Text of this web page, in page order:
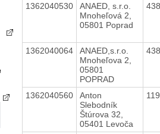
1362040530
ANAED, s.r.o.
Mnoheľová 2,
05801 Poprad
1362040064
ANAED,s.r.o.
Mnoheľova 2,
05801
POPRAD
1362040560
Anton
Slebodník
Štúrova 32,
05401 Levoča